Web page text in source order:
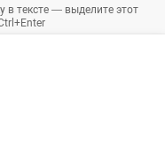
в тексте — выделите этот